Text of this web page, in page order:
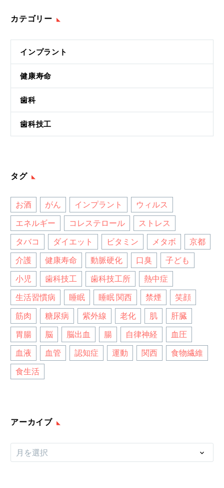
カテゴリー
インプラント
健康寿命
歯科
歯科技工
タグ
お酒 がん インプラント
ウィルス
エネルギー
コレステロール
ストレス
タバコ
ダイエット ビタミン メタボ
京都
介護
健康寿命 動脈硬化 口臭
子ども
小児
歯科技工 歯科技工所
熱中症
生活習慣病
睡眠 睡眠 関西 禁煙
笑顔
筋肉
糖尿病 紫外線 老化 肌
肝臓
胃腸
脳 脳出血 腸 自律神経
血圧
血液
血管 認知症 運動 関西
食物繊維
食生活
アーカイブ
ー
月を選択